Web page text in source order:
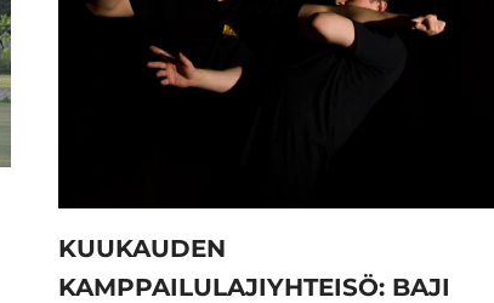
KUUKAUDEN
KAMPPAILULAJIYHTEISÖ: BAJI